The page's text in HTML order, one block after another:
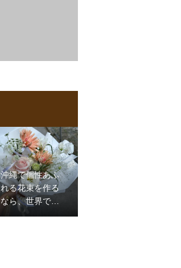
沖縄で個性あふ
れる花束を作る
なら、世界で一
つだけのものを